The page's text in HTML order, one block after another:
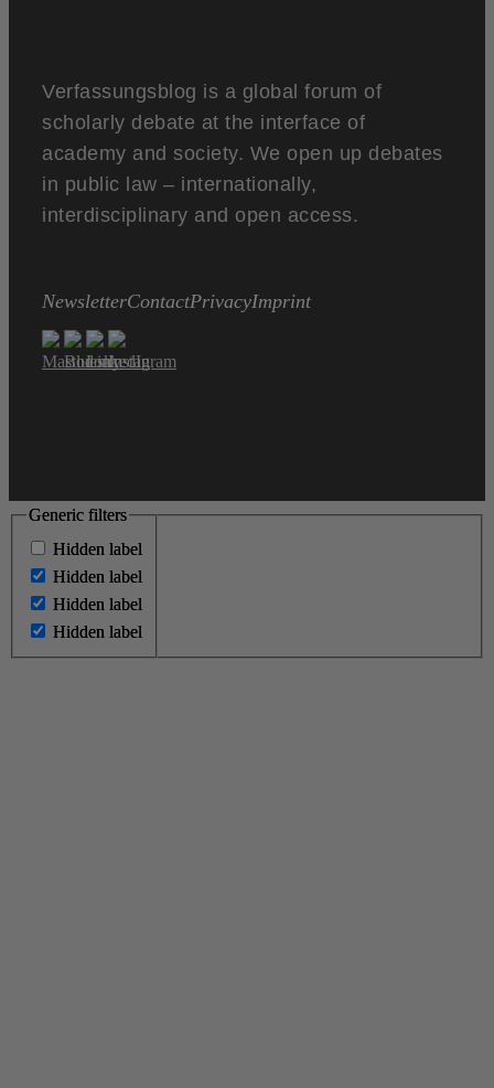
Verfassungsblog is a global forum of
scholarly debate at the interface of
academy and society. We open up debates
in public law – internationally,
interdisciplinary and open access.
NewsletterContactPrivacyImprint
Generic filters
Hidden label
Hidden label
Hidden label
Hidden label
Generic filters
Hidden label
Hidden label
Hidden label
Hidden label